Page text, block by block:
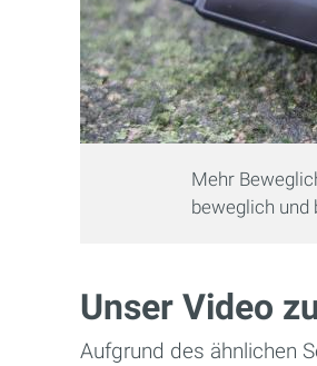
Mehr
beweglich und
Unser Video
Aufgrund des ähnlichen